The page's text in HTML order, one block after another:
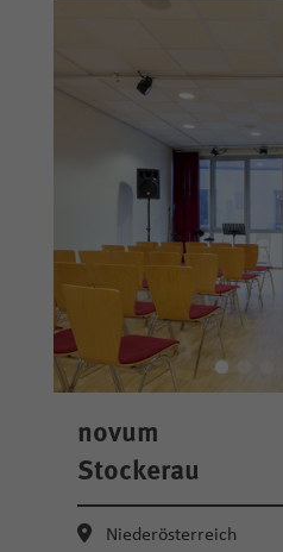
novum
Stockerau
Niederösterreich